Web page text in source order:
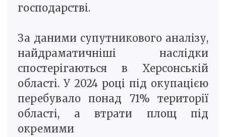
господарстві.
За даними супутникового аналізу,
найдраматичніші наслідки
спостерігаються в Херсонській
області. У 2024 році під окупацією
перебувало понад 71% території
області, а втрати площ під
окремими